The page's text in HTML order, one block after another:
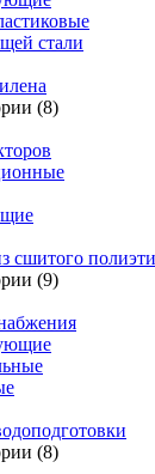
стали
(8)
сшитого
(9)
(8)